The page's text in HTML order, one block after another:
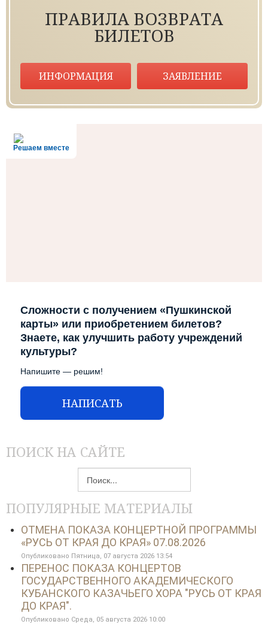
ПРАВИЛА ВОЗВРАТА
БИЛЕТОВ
ИНФОРМАЦИЯ ЗАЯВЛЕНИЕ
Решаем вместе
Сложности с получением «Пушкинской
карты» или приобретением билетов?
Знаете, как улучшить работу учреждений
культуры?
Напишите — решим!
НАПИСАТЬ
ПОИСК НА САЙТЕ
ПОПУЛЯРНЫЕ МАТЕРИАЛЫ
ОТМЕНА ПОКАЗА КОНЦЕРТНОЙ ПРОГРАММЫ
«РУСЬ ОТ КРАЯ ДО КРАЯ» 07.08.2026
Опубликовано Пятница, 07 августа 2026 13:54
ПЕРЕНОС ПОКАЗА КОНЦЕРТОВ
ГОСУДАРСТВЕННОГО АКАДЕМИЧЕСКОГО
КУБАНСКОГО КАЗАЧЬЕГО ХОРА "РУСЬ ОТ КРАЯ
ДО КРАЯ".
Опубликовано Среда, 05 августа 2026 10:00